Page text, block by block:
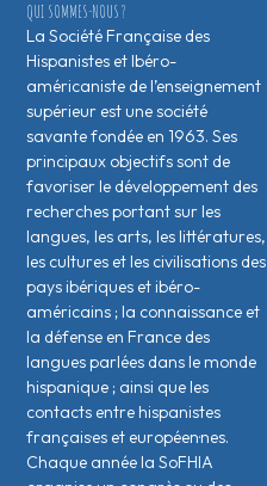
QUI SOMMES-NOUS ?
La Société Française des
Hispanistes et Ibéro-
américaniste de l’enseignement
supérieur est une société
savante fondée en 1963. Ses
principaux objectifs sont de
favoriser le développement des
recherches portant sur les
langues, les arts, les littératures,
les cultures et les civilisations des
pays ibériques et ibéro-
américains ; la connaissance et
la défense en France des
langues parlées dans le monde
hispanique ; ainsi que les
contacts entre hispanistes
français·es et européen·nes.
Chaque année la SoFHIA